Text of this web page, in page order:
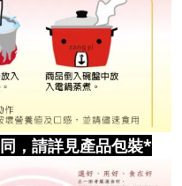
，請詳見產品包裝*